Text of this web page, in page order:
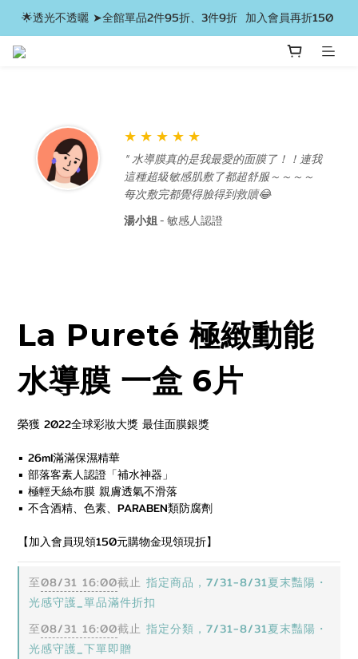
🌟透光不透曬 ➤全館單品2件95折、3件9折  加入會員再折150
La Pureté 極緻動能
水導膜 一盒 6片
榮獲 2022全球彩妝大獎 最佳面膜銀獎
▪️ 26ml滿滿保濕精華
▪️ 部落客素人認證「補水神器」
▪️ 極輕天絲布膜 親膚透氣不滑落
▪️ 不含酒精、色素、PARABEN類防腐劑
【加入會員現領150元購物金現領現折】
至08/31 16:00截止 指定商品，7/31-8/31夏末豔陽・
光感守護_單品滿件折扣
至08/31 16:00截止 指定分類，7/31-8/31夏末豔陽・
光感守護_下單即贈